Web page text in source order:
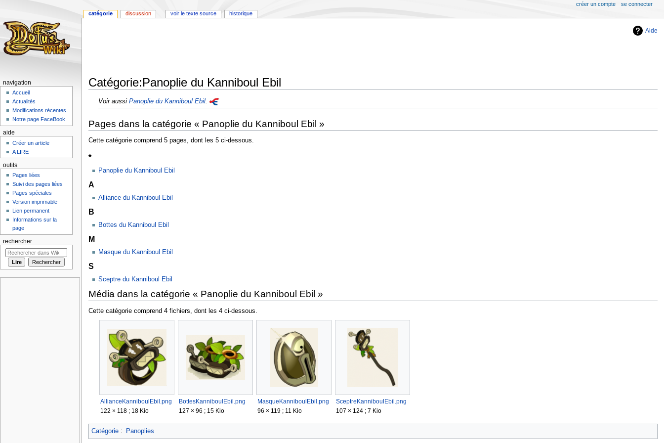
Aide
Catégorie:Panoplie du Kanniboul Ebil
Aller
la
navigation
Aller
la
recherche
Voir aussiPanoplie du Kanniboul Ebil.
Pages dans la catégorie « Panoplie du Kanniboul Ebil »
Cette catégorie comprend 5 pages, dont les 5 ci-dessous.
*
Panoplie du Kanniboul Ebil
A
Alliance du Kanniboul Ebil
B
Bottes du Kanniboul Ebil
M
Masque du Kanniboul Ebil
S
Sceptre du Kanniboul Ebil
Média dans la catégorie « Panoplie du Kanniboul Ebil »
Cette catégorie comprend 4 fichiers, dont les 4 ci-dessous.
AllianceKanniboulEbil.png
122 × 118 ; 18 Kio
BottesKanniboulEbil.png
127 × 96 ; 15 Kio
MasqueKanniboulEbil.png
96 × 119 ; 11 Kio
SceptreKanniboulEbil.png
107 × 124 ; 7 Kio
Catégorie: Panoplies
catégorie discussion voir le texte source historique
créer un compte se connecter
navigation
Accueil
Actualités
Modifications récentes
Notre page FaceBook
aide
Créer un article
A LIRE
outils
Pages liées
Suivi des pages liées
Pages spéciales
Version imprimable
Lien permanent
Informations sur la
page
rechercher